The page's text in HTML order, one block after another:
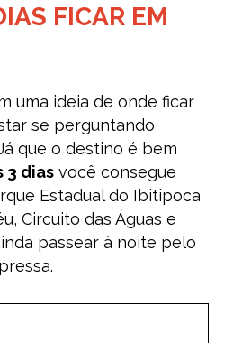
FICAR EM
uma ideia de onde ficar
se perguntando
que o destino é bem
3 diasvocê consegue
Estadual do Ibitipoca
Circuito das Águas e
passear à noite pelo